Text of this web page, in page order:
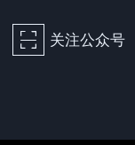
򰀁 关注公众号